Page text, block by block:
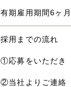
有期雇用期間6ヶ
採用までの流れ
①応募をいただき
②当社よりご連絡